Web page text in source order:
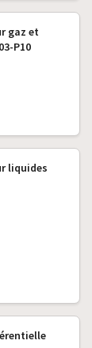
gaz et
P10
liquides